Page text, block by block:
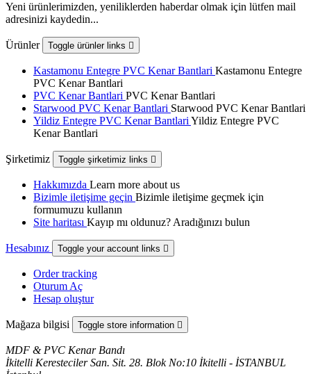
Yeni ürünlerimizden, yeniliklerden haberdar olmak için lütfen mail
adresinizi kaydedin...
Ürünler Toggle ürünler links 
Kastamonu Entegre PVC Kenar Bantlari Kastamonu Entegre
PVC Kenar Bantlari
PVC Kenar Bantlari PVC Kenar Bantlari
Starwood PVC Kenar Bantlari Starwood PVC Kenar Bantlari
Yildiz Entegre PVC Kenar Bantlari Yildiz Entegre PVC
Kenar Bantlari
Şirketimiz Toggle şirketimiz links 
Hakkımızda Learn more about us
Bizimle iletişime geçin Bizimle iletişime geçmek için
formumuzu kullanın
Site haritası Kayıp mı oldunuz? Aradığınızı bulun
Hesabınız Toggle your account links 
Order tracking
Oturum Aç
Hesap oluştur
Mağaza bilgisi Toggle store information 
MDF & PVC Kenar Bandı
İkitelli Keresteciler San. Sit. 28. Blok No:10 İkitelli - İSTANBUL